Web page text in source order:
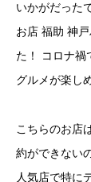
いかがだった
お店 福助 神
た！ コロナ禍
グルメが楽し
こちらのお店
約ができない
人気店で特に